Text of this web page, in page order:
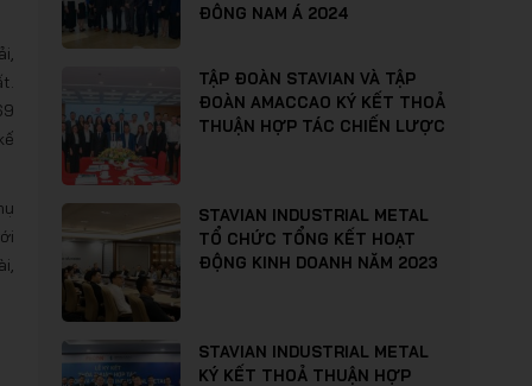
ĐÔNG NAM Á 2024
TẬP ĐOÀN STAVIAN VÀ TẬP
ĐOÀN AMACCAO KÝ KẾT THOẢ
THUẬN HỢP TÁC CHIẾN LƯỢC
STAVIAN INDUSTRIAL METAL
TỔ CHỨC TỔNG KẾT HOẠT
ĐỘNG KINH DOANH NĂM 2023
STAVIAN INDUSTRIAL METAL
KÝ KẾT THOẢ THUẬN HỢP